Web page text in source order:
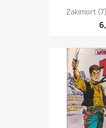
Zakimort